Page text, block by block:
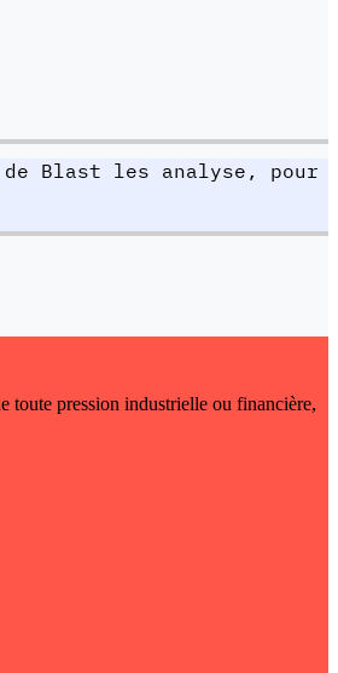
Blast les analyse, pour
toute pression industrielle ou financière,